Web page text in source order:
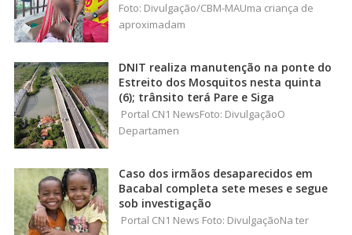
Foto: Divulgação/CBM-MAUma criança de
aproximadam
DNIT realiza manutenção na ponte do
Estreito dos Mosquitos nesta quinta
(6); trânsito terá Pare e Siga
Portal CN1 NewsFoto: DivulgaçãoO
Departamen
Caso dos irmãos desaparecidos em
Bacabal completa sete meses e segue
sob investigação
Portal CN1 News Foto: DivulgaçãoNa ter